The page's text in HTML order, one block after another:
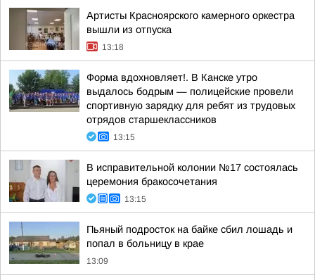
Артисты Красноярского камерного оркестра
вышли из отпуска
13:18
Форма вдохновляет!. В Канске утро
выдалось бодрым — полицейские провели
спортивную зарядку для ребят из трудовых
отрядов старшеклассников
13:15
В исправительной колонии №17 состоялась
церемония бракосочетания
13:15
Пьяный подросток на байке сбил лошадь и
попал в больницу в крае
13:09